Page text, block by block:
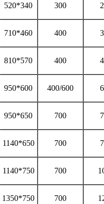
520*340 300
710*460 400
810*570 400
950*600 400/600
950*650 700
1140*650 700
1140*750 700
1350*750 700